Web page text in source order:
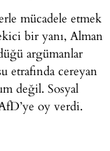
mücadele etmek
bir yanı, Alman
argümanlar
etrafında cereyan
değil. Sosyal
oy verdi.